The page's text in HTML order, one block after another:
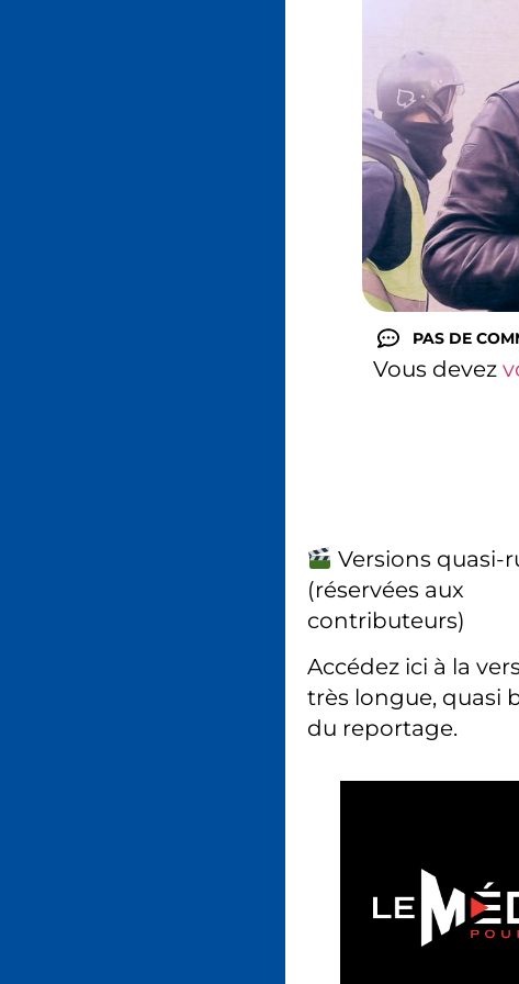
PAS DE
Vous devez
Versions quasi-
(réservées aux
contributeurs)
Accédez ici à la
très longue, quasi
du reportage.